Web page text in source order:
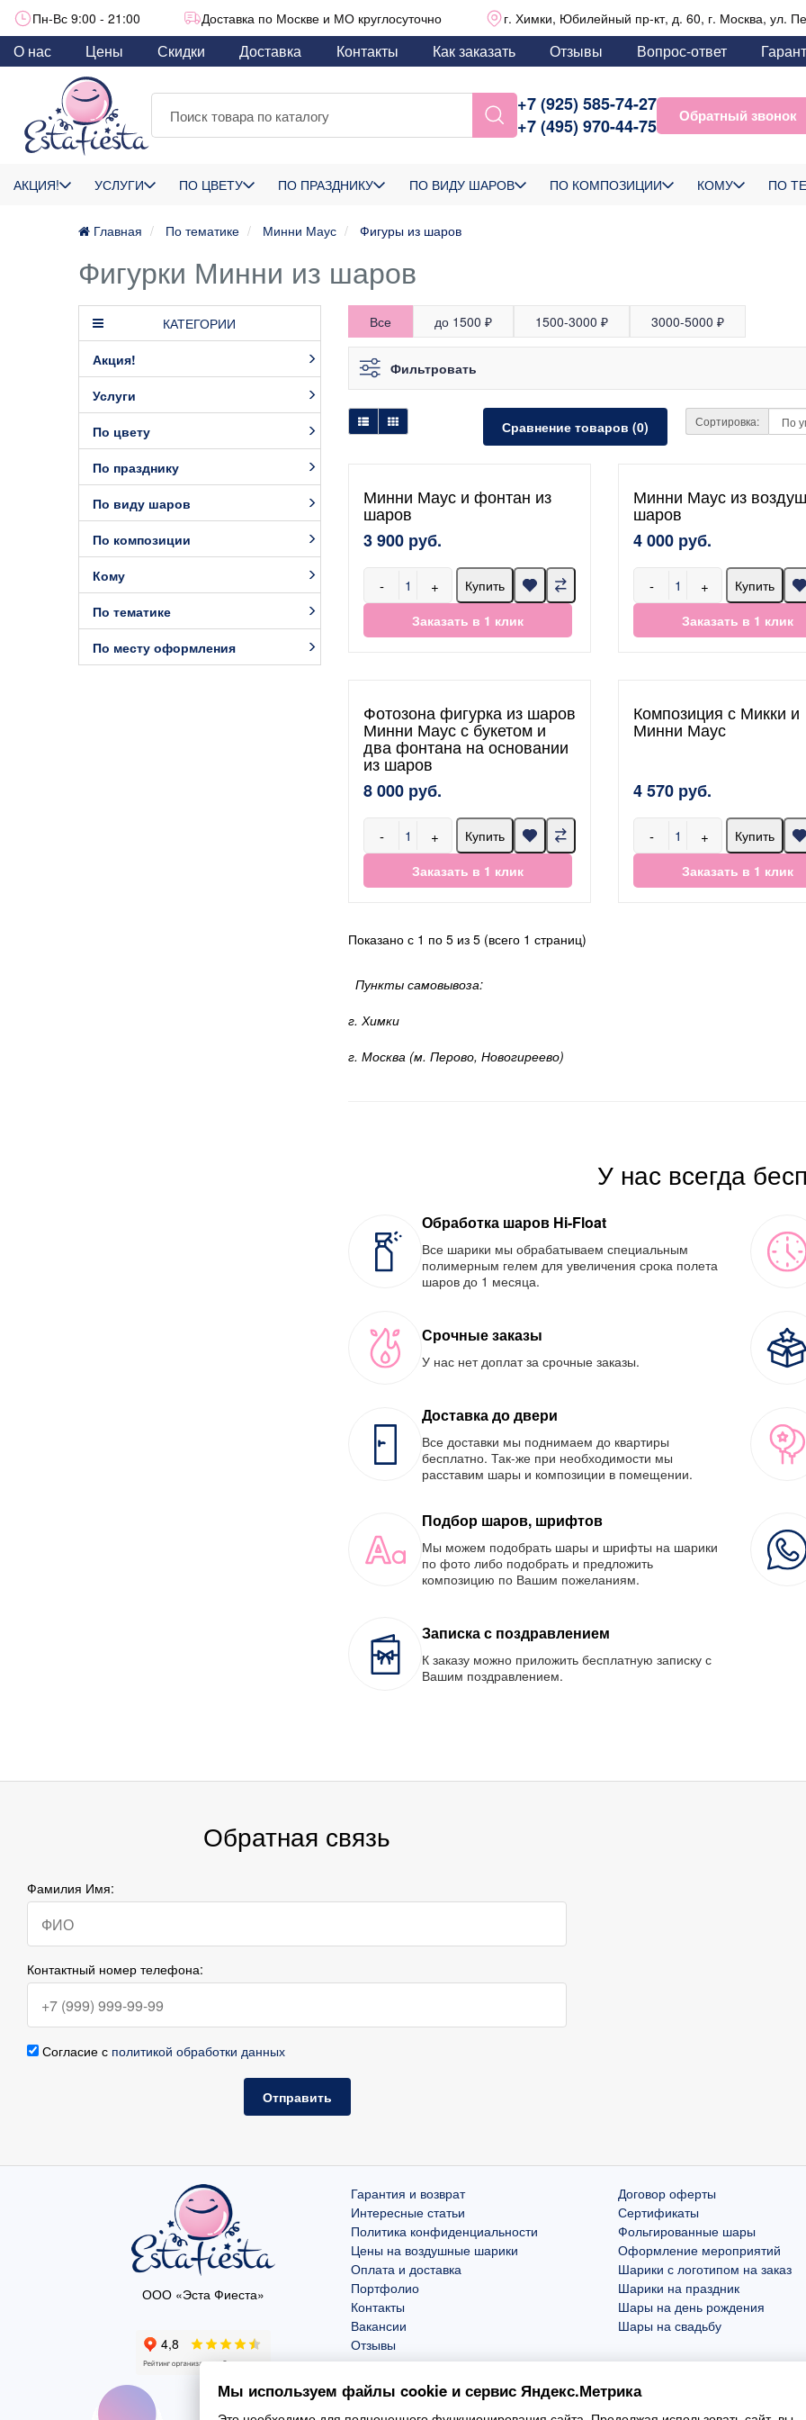
Пн-Вс 9:00 - 21:00 Доставка по Москве и МО круглосуточно г. Химки, Юбилейный пр-кт, д. 60, г. Москва, ул.
О нас Цены Скидки Доставка Контакты Как заказать Отзывы Вопрос-ответ
+7 (925) 585-74-27
+7 (495) 970-44-75
Обратный звонок
АКЦИЯ! УСЛУГИ ПО ЦВЕТУ ПО ПРАЗДНИКУ ПО ВИДУ ШАРОВ ПО КОМПОЗИЦИИ КОМУ ПО
Главная По тематике Минни Маус Фигуры из шаров
Фигурки Минни из шаров
КАТЕГОРИИ
Акция!
Услуги
По цвету
По празднику
По виду шаров
По композиции
Кому
По тематике
По месту оформления
Все до 1500 ₽ 1500-3000 ₽ 3000-5000 ₽
Фильтровать
Сравнение товаров (0) Сортировка:
Минни Маус и фонтан из
шаров
3 900 руб.
- +
Купить
Заказать в 1 клик
Минни Маус из
шаров
4 000 руб.
- +
Купить
Заказать в 1 клик
Фотозона фигурка из шаров
Минни Маус с букетом и
два фонтана на основании
из шаров
8 000 руб.
- +
Купить
Заказать в 1 клик
Композиция с Микки и
Минни Маус
4 570 руб.
- +
Купить
Заказать в 1 клик
Показано с 1 по 5 из 5 (всего 1 страниц)
Пункты самовывоза:
г. Химки
г. Москва (м. Перово, Новогиреево)
У нас всегда
Обработка шаров Hi-Float
Все шарики мы обрабатываем специальным
полимерным гелем для увеличения срока полета
шаров до 1 месяца.
Срочные заказы
У нас нет доплат за срочные заказы.
Доставка до двери
Все доставки мы поднимаем до квартиры
бесплатно. Так-же при необходимости мы
расставим шары и композиции в помещении.
Подбор шаров, шрифтов
Мы можем подобрать шары и шрифты на шарики
по фото либо подобрать и предложить
композицию по Вашим пожеланиям.
Записка с поздравлением
К заказу можно приложить бесплатную записку с
Вашим поздравлением.
Обратная связь
Фамилия Имя:
Контактный номер телефона:
Согласие с политикой обработки данных
Отправить
ООО «Эста Фиеста»
Гарантия и возврат
Интересные статьи
Политика конфиденциальности
Цены на воздушные шарики
Оплата и доставка
Портфолио
Контакты
Вакансии
Отзывы
Договор оферты
Сертификаты
Фольгированные шары
Оформление мероприятий
Шарики с логотипом на заказ
Шарики на праздник
Шары на день рождения
Шары на свадьбу
Мы используем файлы cookie и сервис Яндекс.Метрика